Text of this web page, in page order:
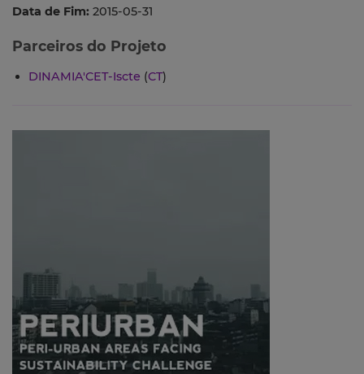
Data de Fim: 2015-05-31
Parceiros do Projeto
DINAMIA'CET-Iscte (CT)